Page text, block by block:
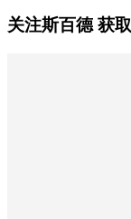
关注斯百德 获